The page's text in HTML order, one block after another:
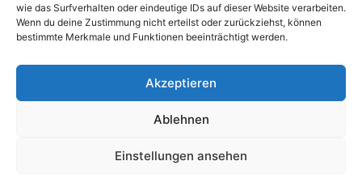
wie das Surfverhalten oder eindeutige IDs auf dieser Website verarbeiten.
Wenn du deine Zustimmung nicht erteilst oder zurückziehst, können
bestimmte Merkmale und Funktionen beeinträchtigt werden.
Akzeptieren
Ablehnen
Einstellungen ansehen
MUSIKVEREIN KÜNZELL